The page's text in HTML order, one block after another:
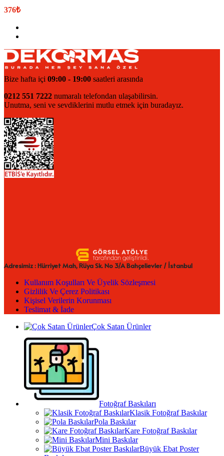
376₺
Bize hafta içi 09:00 - 19:00 saatleri arasında
0212 551 7222 numaralı telefondan ulaşabilirsin.
Unutma, seni ve sevdiklerini mutlu etmek için buradayız.
Adresimiz : Hürriyet Mah, Rüya Sk. No 3/A Bahçelievler / İstanbul
Kullanım Koşulları Ve Üyelik Sözleşmesi
Gizlilik Ve Çerez Politikası
Kişisel Verilerin Korunması
Teslimat & İade
Çok Satan Ürünler
Fotoğraf Baskıları
Klasik Fotoğraf Baskılar
Pola Baskılar
Kare Fotoğraf Baskılar
Mini Baskılar
Büyük Ebat Poster